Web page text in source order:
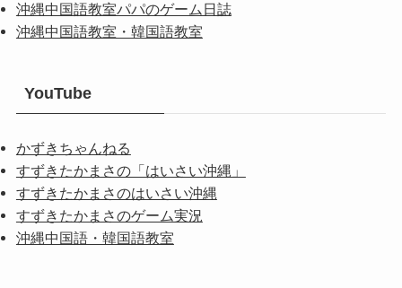
沖縄中国語教室パパのゲーム日誌
沖縄中国語教室・韓国語教室
YouTube
かずきちゃんねる
すずきたかまさの「はいさい沖縄」
すずきたかまさのはいさい沖縄
すずきたかまさのゲーム実況
沖縄中国語・韓国語教室